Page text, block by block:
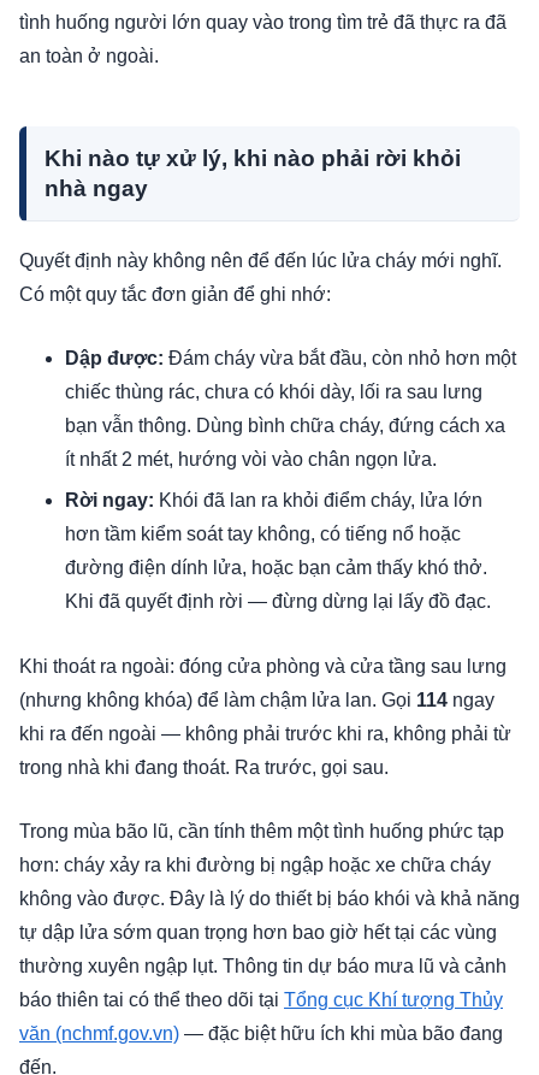
tình huống người lớn quay vào trong tìm trẻ đã thực ra đã
an toàn ở ngoài.
Khi nào tự xử lý, khi nào phải rời khỏi
nhà ngay
Quyết định này không nên để đến lúc lửa cháy mới nghĩ.
Có một quy tắc đơn giản để ghi nhớ:
Dập được: Đám cháy vừa bắt đầu, còn nhỏ hơn một
chiếc thùng rác, chưa có khói dày, lối ra sau lưng
bạn vẫn thông. Dùng bình chữa cháy, đứng cách xa
ít nhất 2 mét, hướng vòi vào chân ngọn lửa.
Rời ngay: Khói đã lan ra khỏi điểm cháy, lửa lớn
hơn tầm kiểm soát tay không, có tiếng nổ hoặc
đường điện dính lửa, hoặc bạn cảm thấy khó thở.
Khi đã quyết định rời — đừng dừng lại lấy đồ đạc.
Khi thoát ra ngoài: đóng cửa phòng và cửa tầng sau lưng
(nhưng không khóa) để làm chậm lửa lan. Gọi 114 ngay
khi ra đến ngoài — không phải trước khi ra, không phải từ
trong nhà khi đang thoát. Ra trước, gọi sau.
Trong mùa bão lũ, cần tính thêm một tình huống phức tạp
hơn: cháy xảy ra khi đường bị ngập hoặc xe chữa cháy
không vào được. Đây là lý do thiết bị báo khói và khả năng
tự dập lửa sớm quan trọng hơn bao giờ hết tại các vùng
thường xuyên ngập lụt. Thông tin dự báo mưa lũ và cảnh
báo thiên tai có thể theo dõi tại Tổng cục Khí tượng Thủy
văn (nchmf.gov.vn) — đặc biệt hữu ích khi mùa bão đang
đến.